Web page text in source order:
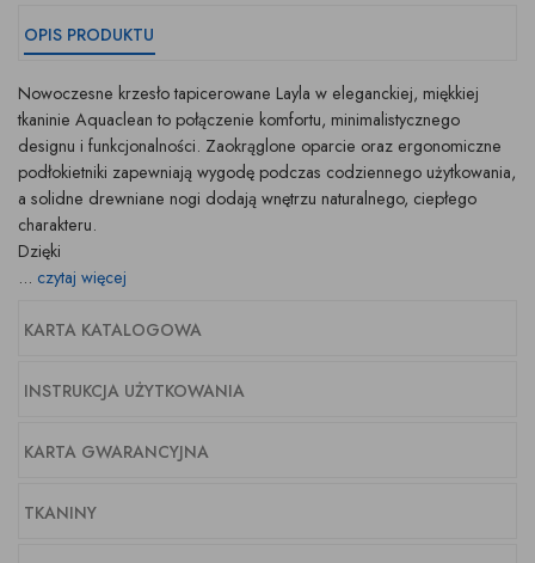
OPIS PRODUKTU
Nowoczesne krzesło tapicerowane Layla w eleganckiej, miękkiej
tkaninie Aquaclean to połączenie komfortu, minimalistycznego
designu i funkcjonalności. Zaokrąglone oparcie oraz ergonomiczne
podłokietniki zapewniają wygodę podczas codziennego użytkowania,
a solidne drewniane nogi dodają wnętrzu naturalnego, ciepłego
charakteru.
Dzięki
... czytaj więcej
KARTA KATALOGOWA
INSTRUKCJA UŻYTKOWANIA
KARTA GWARANCYJNA
TKANINY